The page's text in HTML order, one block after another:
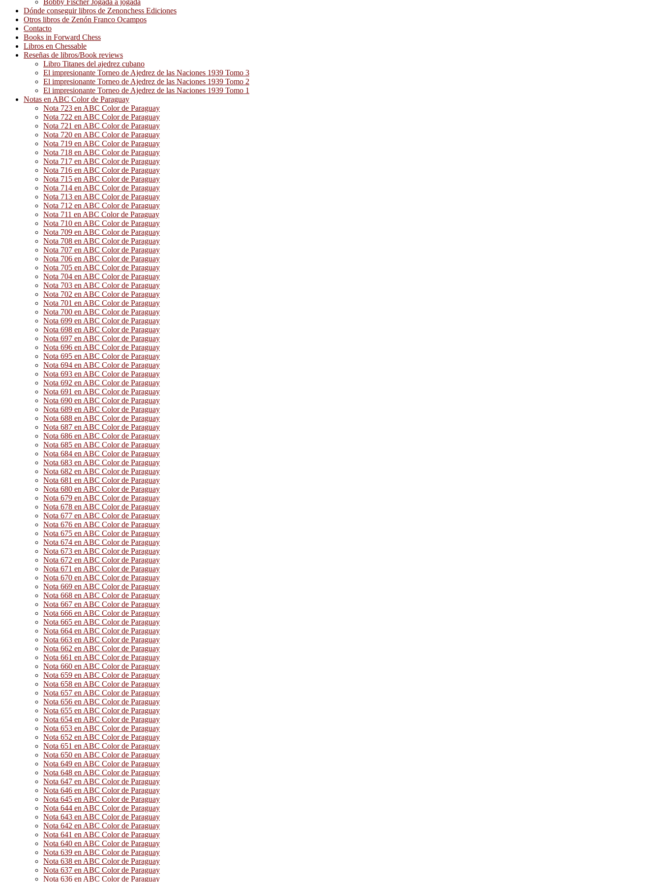
Bobby Fischer Jogada a jogada
Dónde conseguir libros de Zenonchess Ediciones
Otros libros de Zenón Franco Ocampos
Contacto
Books in Forward Chess
Libros en Chessable
Reseñas de libros/Book reviews
Libro Titanes del ajedrez cubano
El impresionante Torneo de Ajedrez de las Naciones 1939 Tomo 3
El impresionante Torneo de Ajedrez de las Naciones 1939 Tomo 2
El impresionante Torneo de Ajedrez de las Naciones 1939 Tomo 1
Notas en ABC Color de Paraguay
Nota 723 en ABC Color de Paraguay
Nota 722 en ABC Color de Paraguay
Nota 721 en ABC Color de Paraguay
Nota 720 en ABC Color de Paraguay
Nota 719 en ABC Color de Paraguay
Nota 718 en ABC Color de Paraguay
Nota 717 en ABC Color de Paraguay
Nota 716 en ABC Color de Paraguay
Nota 715 en ABC Color de Paraguay
Nota 714 en ABC Color de Paraguay
Nota 713 en ABC Color de Paraguay
Nota 712 en ABC Color de Paraguay
Nota 711 en ABC Color de Paraguay
Nota 710 en ABC Color de Paraguay
Nota 709 en ABC Color de Paraguay
Nota 708 en ABC Color de Paraguay
Nota 707 en ABC Color de Paraguay
Nota 706 en ABC Color de Paraguay
Nota 705 en ABC Color de Paraguay
Nota 704 en ABC Color de Paraguay
Nota 703 en ABC Color de Paraguay
Nota 702 en ABC Color de Paraguay
Nota 701 en ABC Color de Paraguay
Nota 700 en ABC Color de Paraguay
Nota 699 en ABC Color de Paraguay
Nota 698 en ABC Color de Paraguay
Nota 697 en ABC Color de Paraguay
Nota 696 en ABC Color de Paraguay
Nota 695 en ABC Color de Paraguay
Nota 694 en ABC Color de Paraguay
Nota 693 en ABC Color de Paraguay
Nota 692 en ABC Color de Paraguay
Nota 691 en ABC Color de Paraguay
Nota 690 en ABC Color de Paraguay
Nota 689 en ABC Color de Paraguay
Nota 688 en ABC Color de Paraguay
Nota 687 en ABC Color de Paraguay
Nota 686 en ABC Color de Paraguay
Nota 685 en ABC Color de Paraguay
Nota 684 en ABC Color de Paraguay
Nota 683 en ABC Color de Paraguay
Nota 682 en ABC Color de Paraguay
Nota 681 en ABC Color de Paraguay
Nota 680 en ABC Color de Paraguay
Nota 679 en ABC Color de Paraguay
Nota 678 en ABC Color de Paraguay
Nota 677 en ABC Color de Paraguay
Nota 676 en ABC Color de Paraguay
Nota 675 en ABC Color de Paraguay
Nota 674 en ABC Color de Paraguay
Nota 673 en ABC Color de Paraguay
Nota 672 en ABC Color de Paraguay
Nota 671 en ABC Color de Paraguay
Nota 670 en ABC Color de Paraguay
Nota 669 en ABC Color de Paraguay
Nota 668 en ABC Color de Paraguay
Nota 667 en ABC Color de Paraguay
Nota 666 en ABC Color de Paraguay
Nota 665 en ABC Color de Paraguay
Nota 664 en ABC Color de Paraguay
Nota 663 en ABC Color de Paraguay
Nota 662 en ABC Color de Paraguay
Nota 661 en ABC Color de Paraguay
Nota 660 en ABC Color de Paraguay
Nota 659 en ABC Color de Paraguay
Nota 658 en ABC Color de Paraguay
Nota 657 en ABC Color de Paraguay
Nota 656 en ABC Color de Paraguay
Nota 655 en ABC Color de Paraguay
Nota 654 en ABC Color de Paraguay
Nota 653 en ABC Color de Paraguay
Nota 652 en ABC Color de Paraguay
Nota 651 en ABC Color de Paraguay
Nota 650 en ABC Color de Paraguay
Nota 649 en ABC Color de Paraguay
Nota 648 en ABC Color de Paraguay
Nota 647 en ABC Color de Paraguay
Nota 646 en ABC Color de Paraguay
Nota 645 en ABC Color de Paraguay
Nota 644 en ABC Color de Paraguay
Nota 643 en ABC Color de Paraguay
Nota 642 en ABC Color de Paraguay
Nota 641 en ABC Color de Paraguay
Nota 640 en ABC Color de Paraguay
Nota 639 en ABC Color de Paraguay
Nota 638 en ABC Color de Paraguay
Nota 637 en ABC Color de Paraguay
Nota 636 en ABC Color de Paraguay